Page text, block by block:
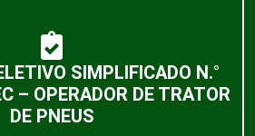
SIMPLIFICADO N.°
– OPERADOR DE TRATOR
DE PNEUS